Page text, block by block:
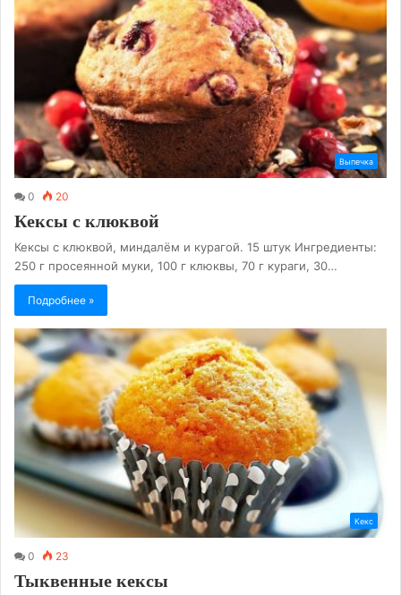
Выпечка
0 20
Кексы с клюквой
Кексы с клюквой, миндалём и курагой. 15 штук Ингредиенты:
250 г просеянной муки, 100 г клюквы, 70 г кураги, 30…
Подробнее »
Кекс
0 23
Тыквенные кексы